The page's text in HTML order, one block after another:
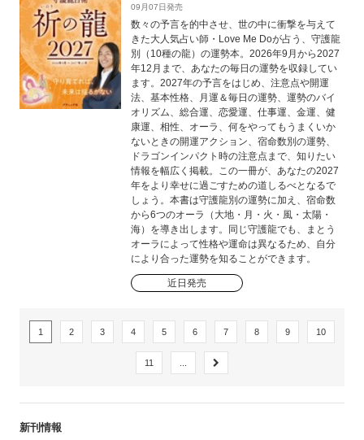
09月07日発売
数々の予言を的中させ、世の中に衝撃を与えて
きた大人気占い師・Love Me Doが占う、守護龍
別（10種の龍）の運勢本。2026年9月から2027
年12月まで、あなたの毎日の運勢を収録してい
ます。2027年の予言をはじめ、注意点や開運
法、基本性格、月運＆毎日の運勢、運勢のバイ
オリズム、総合運、恋愛運、仕事運、金運、健
康運、相性、オーラ、何をやってもうまくいか
ないときの開運アクション、宿命数別の運勢、
ドラゴンインパクト時の注意点まで、知りたい
情報を幅広く掲載。この一冊が、あなたの2027
年をより幸せに過ごすための道しるべとなるで
しょう。本書は守護龍別の運勢に加え、宿命数
から6つのオーラ（大地・月・火・風・太陽・
海）を導き出します。同じ守護龍でも、まとう
オーラによって性格や運命は異なるため、自分
により合った運勢を知ることができます。
近日発売
1 2 3 4 5 6 7 8 9 10
11
新刊情報